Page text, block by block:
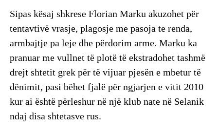
Sipas kësaj shkrese Florian Marku akuzohet për
tentavtivë vrasje, plagosje me pasoja te renda,
armbajtje pa leje dhe përdorim arme. Marku ka
pranuar me vullnet të plotë të ekstradohet tashmë
drejt shtetit grek për të vijuar pjesën e mbetur të
dënimit, pasi bëhet fjalë për ngjarjen e vitit 2010
kur ai është përleshur në një klub nate në Selanik
ndaj disa shtetasve rus.